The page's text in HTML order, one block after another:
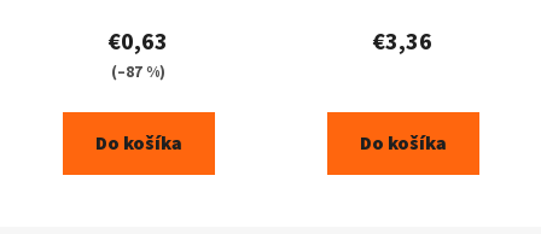
€0,63
(–87 %)
Do košíka
€3,36
Do košíka